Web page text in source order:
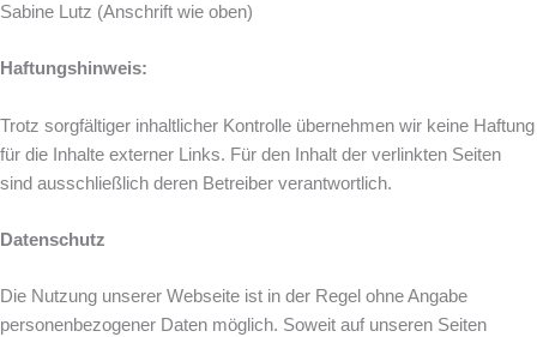
Sabine Lutz (Anschrift wie oben)
Haftungshinweis:
Trotz sorgfältiger inhaltlicher Kontrolle übernehmen wir keine Haftung
für die Inhalte externer Links. Für den Inhalt der verlinkten Seiten
sind ausschließlich deren Betreiber verantwortlich.
Datenschutz
Die Nutzung unserer Webseite ist in der Regel ohne Angabe
personenbezogener Daten möglich. Soweit auf unseren Seiten